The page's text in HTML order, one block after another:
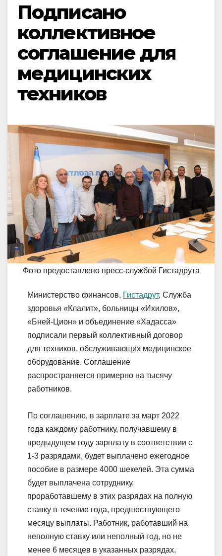
Подписано
коллективное
соглашение для
медицинских
техников
Фото предоставлено пресс-службой Гистадрута
Министерство финансов, Гистадрут, Служба
здоровья «Клалит», больницы «Ихилов»,
«Бней-Цион» и объединение «Хадасса»
подписали первый коллективный договор
для техников, обслуживающих медицинское
оборудование. Соглашение
распространяется примерно на тысячу
работников.
По соглашению, в зарплате за март 2022
года каждому работнику, получавшему в
предыдущем году зарплату в соответствии с
1-3 разрядами, будет выплачено ежегодное
пособие в размере 4000 шекелей. Эта сумма
будет выплачена сотруднику,
проработавшему в этих разрядах на полную
ставку в течение года, предшествующего
месяцу выплаты. Работник, работавший на
неполную ставку или неполный год, но не
менее 6 месяцев в указанных разрядах,